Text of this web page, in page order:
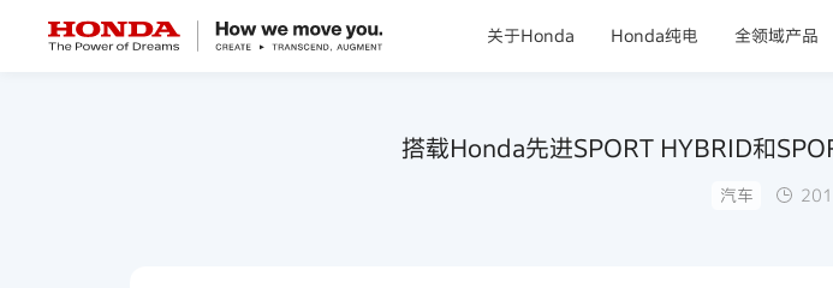
关于Honda Honda纯电 全领域产品
搭载Honda先进SPORT HYBRID和
汽车